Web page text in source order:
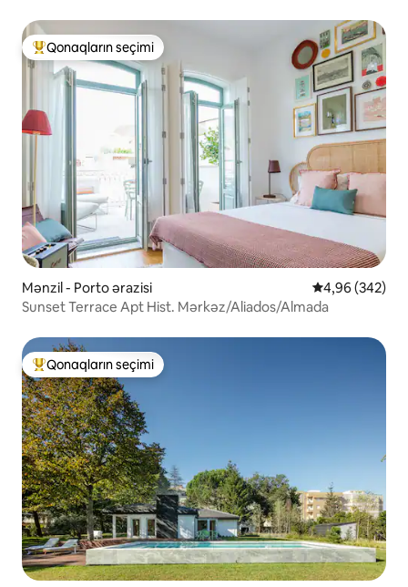
Populyar "Qonaqların seçimi"
Qonaqların seçimi
Mənzil - Porto ərazisi Ortalama
4,96 (342)
Sunset Terrace Apt Hist. Mərkəz/Aliados/Almada
Populyar "Qonaqların seçimi"
Qonaqların seçimi